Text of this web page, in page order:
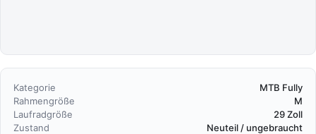
Kategorie
MTB Fully
Rahmengröße
M
Laufradgröße
29 Zoll
Zustand
Neuteil / ungebraucht